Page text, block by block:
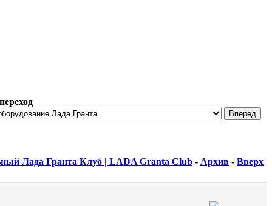
Лада Гранта Клуб | LADA Granta Club - Архив - Вверх